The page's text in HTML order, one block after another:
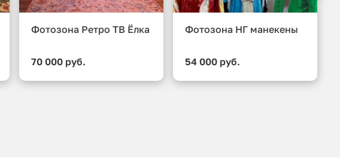
Фотозона Ретро ТВ Ёлка
70 000 руб.
Фотозона НГ манекены
54 000 руб.